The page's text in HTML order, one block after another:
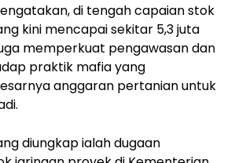
di tengah capaian stok
kini mencapai sekitar 5,3 juta
memperkuat pengawasan dan
praktik mafia yang
anggaran pertanian untuk
diungkap ialah dugaan